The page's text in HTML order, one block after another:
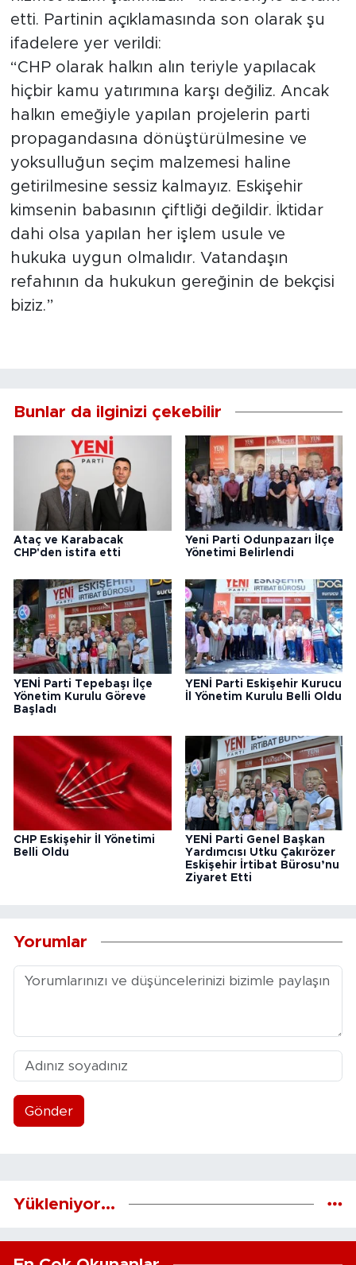
etti. Partinin açıklamasında son olarak şu
ifadelere yer verildi:
“CHP olarak halkın alın teriyle yapılacak
hiçbir kamu yatırımına karşı değiliz. Ancak
halkın emeğiyle yapılan projelerin parti
propagandasına dönüştürülmesine ve
yoksulluğun seçim malzemesi haline
getirilmesine sessiz kalmayız. Eskişehir
kimsenin babasının çiftliği değildir. İktidar
dahi olsa yapılan her işlem usule ve
hukuka uygun olmalıdır. Vatandaşın
refahının da hukukun gereğinin de bekçisi
biziz.”
Bunlar da ilginizi çekebilir
Ataç ve Karabacak
CHP'den istifa etti
Yeni Parti Odunpazarı İlçe
Yönetimi Belirlendi
YENİ Parti Tepebaşı İlçe
Yönetim Kurulu Göreve
Başladı
YENİ Parti Eskişehir Kurucu
İl Yönetim Kurulu Belli Oldu
CHP Eskişehir İl Yönetimi
Belli Oldu
YENİ Parti Genel Başkan
Yardımcısı Utku Çakırözer
Eskişehir İrtibat Bürosu’nu
Ziyaret Etti
Yorumlar
Gönder
Yükleniyor...